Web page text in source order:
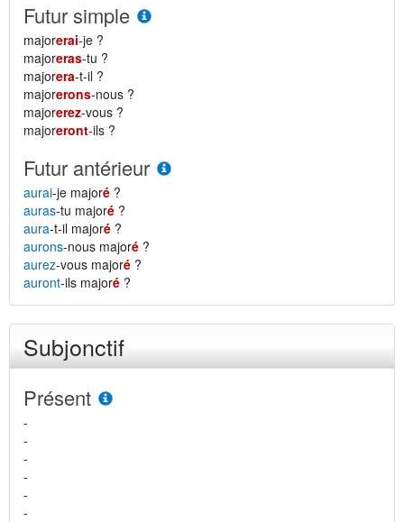
Futur simple
majorerai-je ?
majoreras-tu ?
majorera-t-il ?
majorerons-nous ?
majorerez-vous ?
majoreront-ils ?
Futur antérieur
aurai-je majoré ?
auras-tu majoré ?
aura-t-il majoré ?
aurons-nous majoré ?
aurez-vous majoré ?
auront-ils majoré ?
Subjonctif
Présent
-
-
-
-
-
-